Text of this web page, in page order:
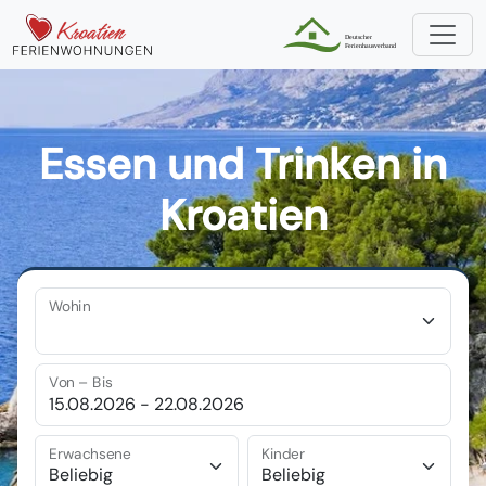
Essen und Trinken in
Kroatien
Wohin
Von – Bis
Erwachsene Kinder